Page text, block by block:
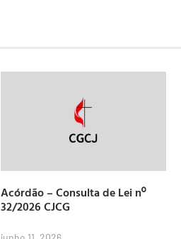
Acórdão – Consulta de Lei nº
32/2026 CJCG